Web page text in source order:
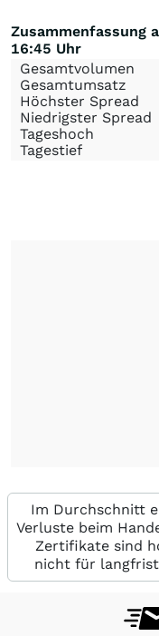
Zusammenfassung
16:45 Uhr
Gesamtvolumen
Gesamtumsatz
Höchster Spread
Niedrigster Spread
Tageshoch
Tagestief
Im Durchschnitt
Verluste beim
Zertifikate sind
nicht für